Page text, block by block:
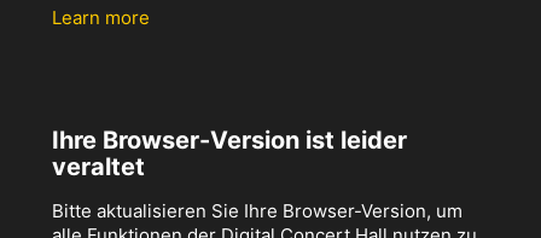
Learn more
Ihre Browser-Version ist leider
veraltet
Bitte aktualisieren Sie Ihre Browser-Version, um